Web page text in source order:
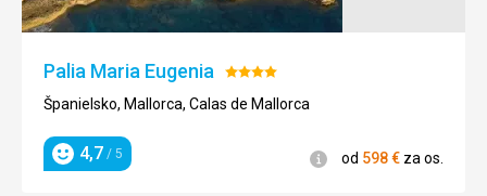
Denně úklid pokoje vč. výměny ručníků
Google Translate
Palia Maria Eugenia Hodnotenie:
4/5
Španielsko, Mallorca, Calas de Mallorca
Hodnotenie
4,7 / 5 Informácie
od 598€ za os.